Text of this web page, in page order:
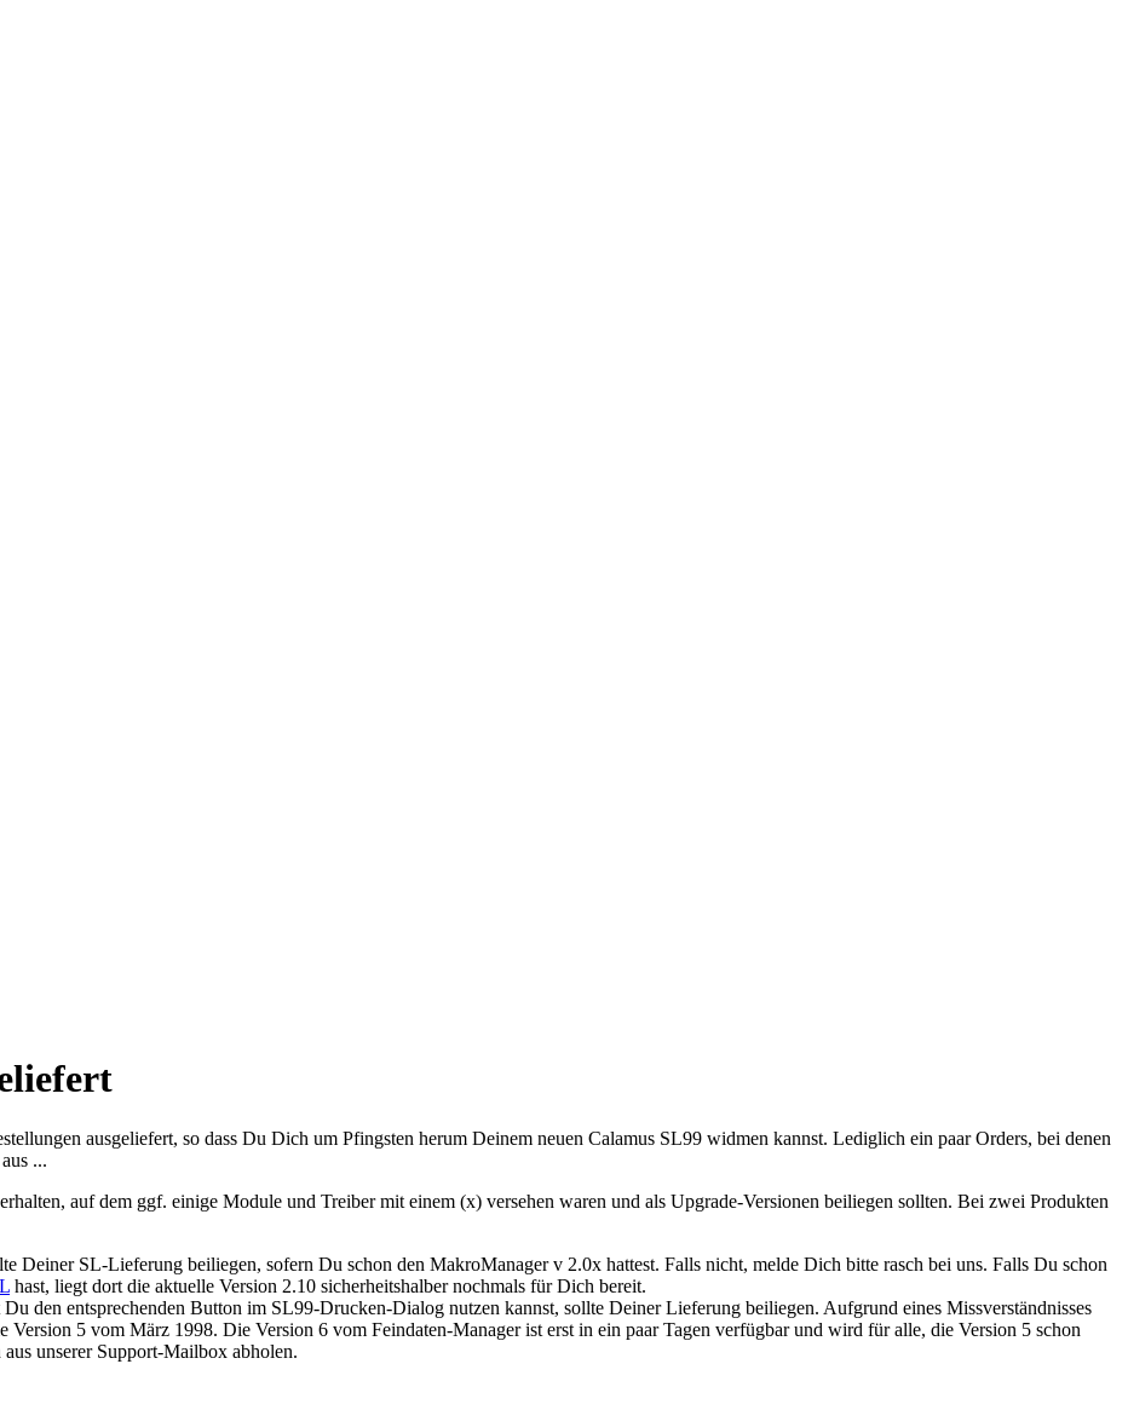
ausgeliefert, so dass Du Dich um Pfingsten herum Deinem neuen Calamus SL99 widmen kannst. Lediglich ein paar Orders, bei denen
...
auf dem ggf. einige Module und Treiber mit einem (x) versehen waren und als Upgrade-Versionen beiliegen sollten. Bei zwei Produkten
Deiner SL-Lieferung beiliegen, sofern Du schon den MakroManager v 2.0x hattest. Falls nicht, melde Dich bitte rasch bei uns. Falls Du schon
hast, liegt dort die aktuelle Version 2.10 sicherheitshalber nochmals für Dich bereit.
den entsprechenden Button im SL99-Drucken-Dialog nutzen kannst, sollte Deiner Lieferung beiliegen. Aufgrund eines Missverständnisses
Version 5 vom März 1998. Die Version 6 vom Feindaten-Manager ist erst in ein paar Tagen verfügbar und wird für alle, die Version 5 schon
unserer Support-Mailbox abholen.